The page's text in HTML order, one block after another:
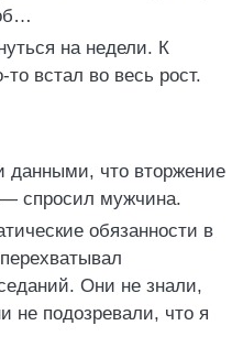
на недели. К
встал во весь рост.
что вторжение
— спросил мужчина.
обязанности в
Они не знали,
не подозревали, что я